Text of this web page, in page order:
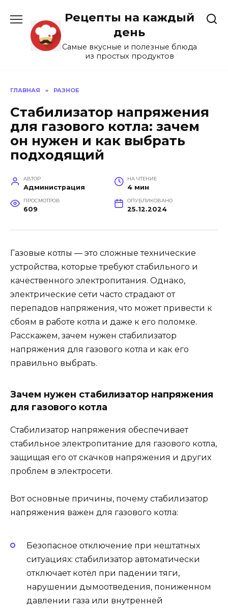
содержанию
Рецепты на каждый
день
Самые вкусные и полезные блюда
из простых продуктов
ГЛАВНАЯ » РАЗНОЕ
Стабилизатор напряжения
для газового котла: зачем
он нужен и как выбрать
подходящий
АВТОР
Администрация
НА ЧТЕНИЕ
4 мин
ПРОСМОТРОВ
609
ОПУБЛИКОВАНО
25.12.2024
Газовые котлы — это сложные технические
устройства, которые требуют стабильного и
качественного электропитания. Однако,
электрические сети часто страдают от
перепадов напряжения, что может привести к
сбоям в работе котла и даже к его поломке.
Расскажем, зачем нужен стабилизатор
напряжения для газового котла и как его
правильно выбрать.
Зачем нужен стабилизатор напряжения
для газового котла
Стабилизатор напряжения обеспечивает
стабильное электропитание для газового котла,
защищая его от скачков напряжения и других
проблем в электросети.
Вот основные причины, почему стабилизатор
напряжения важен для газового котла:
Безопасное отключение при нештатных
ситуациях: стабилизатор автоматически
отключает котёл при падении тяги,
нарушении дымоотведения, пониженном
давлении газа или внутренней